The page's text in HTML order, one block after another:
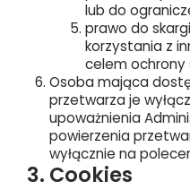
lub do
prawo do
korzystania z
celem ochrony
Osoba mająca
przetwarza je
upoważnienia
powierzenia
wyłącznie na
3. Cookies